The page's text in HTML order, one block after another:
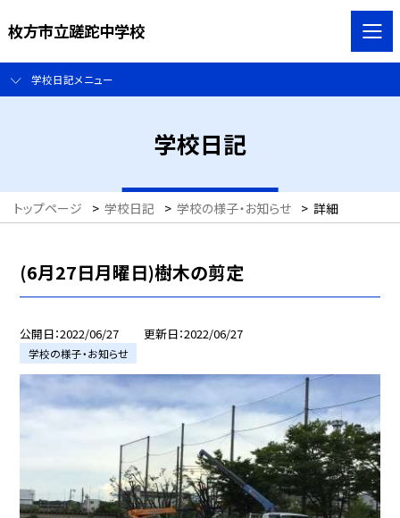
枚方市立蹉跎中学校
学校日記メニュー
学校日記
トップページ > 学校日記 > 学校の様子・お知らせ > 詳細
(6月27日月曜日)樹木の剪定
公開日 2022/06/27 更新日 2022/06/27
学校の様子・お知らせ